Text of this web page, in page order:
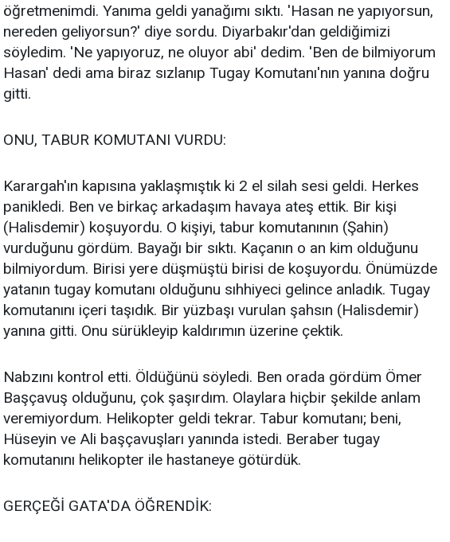
öğretmenimdi. Yanıma geldi yanağımı sıktı. 'Hasan ne yapıyorsun,
nereden geliyorsun?' diye sordu. Diyarbakır'dan geldiğimizi
söyledim. 'Ne yapıyoruz, ne oluyor abi' dedim. 'Ben de bilmiyorum
Hasan' dedi ama biraz sızlanıp Tugay Komutanı'nın yanına doğru
gitti.
ONU, TABUR KOMUTANI VURDU:
Karargah'ın kapısına yaklaşmıştık ki 2 el silah sesi geldi. Herkes
panikledi. Ben ve birkaç arkadaşım havaya ateş ettik. Bir kişi
(Halisdemir) koşuyordu. O kişiyi, tabur komutanının (Şahin)
vurduğunu gördüm. Bayağı bir sıktı. Kaçanın o an kim olduğunu
bilmiyordum. Birisi yere düşmüştü birisi de koşuyordu. Önümüzde
yatanın tugay komutanı olduğunu sıhhiyeci gelince anladık. Tugay
komutanını içeri taşıdık. Bir yüzbaşı vurulan şahsın (Halisdemir)
yanına gitti. Onu sürükleyip kaldırımın üzerine çektik.
Nabzını kontrol etti. Öldüğünü söyledi. Ben orada gördüm Ömer
Başçavuş olduğunu, çok şaşırdım. Olaylara hiçbir şekilde anlam
veremiyordum. Helikopter geldi tekrar. Tabur komutanı; beni,
Hüseyin ve Ali başçavuşları yanında istedi. Beraber tugay
komutanını helikopter ile hastaneye götürdük.
GERÇEĞİ GATA'DA ÖĞRENDİK: